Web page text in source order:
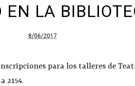
EN LA
8/06/2017
para los talleres de
2154.